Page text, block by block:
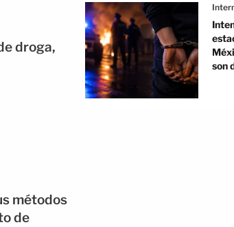
droga,
métodos
de
son